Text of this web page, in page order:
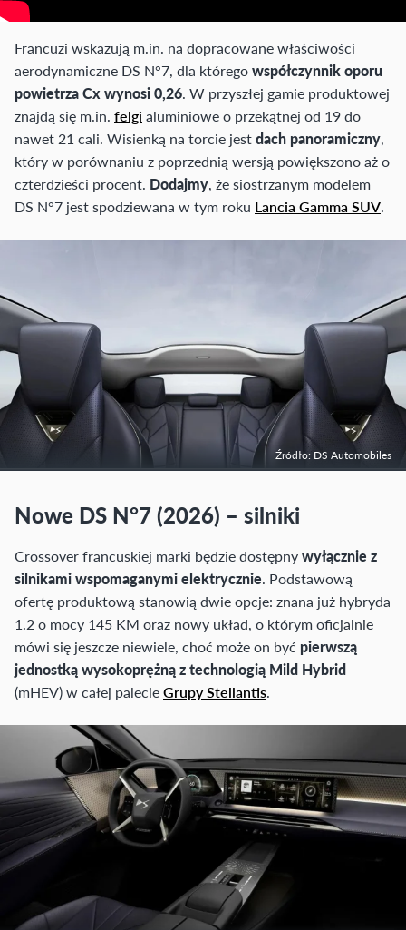
Francuzi wskazują m.in. na dopracowane właściwości
aerodynamiczne DS N°7, dla któregowspółczynnik oporu
powietrza Cx wynosi 0,26. W przyszłej gamie produktowej
znajdą się m.in. felgi aluminiowe o przekątnej od 19 do
nawet 21 cali. Wisienką na torcie jestdach panoramiczny,
który w porównaniu z poprzednią wersją powiększono aż o
czterdzieści procent. Dodajmy, że siostrzanym modelem
DS N°7 jest spodziewana w tym roku Lancia Gamma SUV.
Źródło: DS Automobiles
Nowe DS N°7 (2026) – silniki
Crossover francuskiej marki będzie dostępnywyłącznie z
silnikami wspomaganymi elektrycznie. Podstawową
ofertę produktową stanowią dwie opcje: znana już hybryda
1.2 o mocy 145 KM oraz nowy układ, o którym oficjalnie
mówi się jeszcze niewiele, choć może on być pierwszą
jednostką wysokoprężną z technologią Mild Hybrid
(mHEV) w całej palecieGrupy Stellantis.